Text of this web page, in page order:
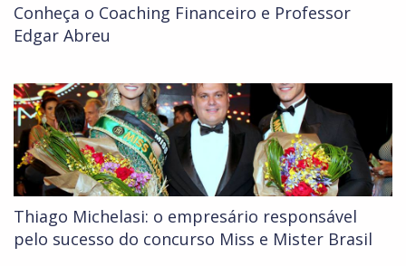
Conheça o Coaching Financeiro e Professor
Edgar Abreu
Thiago Michelasi: o empresário responsável
pelo sucesso do concurso Miss e Mister Brasil